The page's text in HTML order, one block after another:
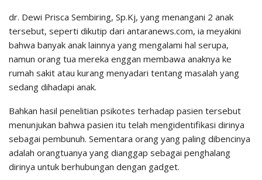
dr. Dewi Prisca Sembiring, Sp.Kj, yang menangani 2 anak
tersebut, seperti dikutip dari antaranews.com, ia meyakini
bahwa banyak anak lainnya yang mengalami hal serupa,
namun orang tua mereka enggan membawa anaknya ke
rumah sakit atau kurang menyadari tentang masalah yang
sedang dihadapi anak.
Bahkan hasil penelitian psikotes terhadap pasien tersebut
menunjukan bahwa pasien itu telah mengidentifikasi dirinya
sebagai pembunuh. Sementara orang yang paling dibencinya
adalah orangtuanya yang dianggap sebagai penghalang
dirinya untuk berhubungan dengan gadget.